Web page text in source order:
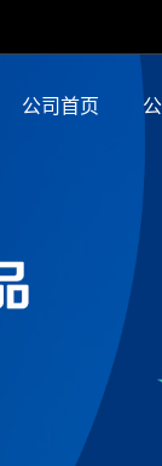
公司首页